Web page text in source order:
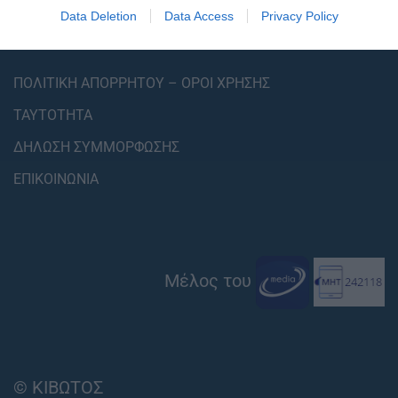
Data Deletion Data Access Privacy Policy
ΠΟΛΙΤΙΚΗ ΑΠΟΡΡΗΤΟΥ – ΟΡΟΙ ΧΡΗΣΗΣ
ΤΑΥΤΟΤΗΤΑ
ΔΗΛΩΣΗ ΣΥΜΜΟΡΦΩΣΗΣ
ΕΠΙΚΟΙΝΩΝΙΑ
Μέλος του
© ΚΙΒΩΤΟΣ